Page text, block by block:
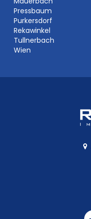
Pressbaum
Purkersdorf
Rekawinkel
Tullnerbach
Wien